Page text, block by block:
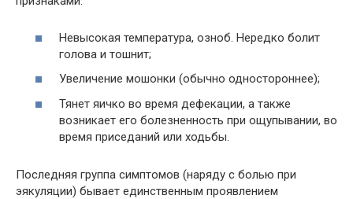
Невысокая температура, озноб. Нередко болит
голова и тошнит;
Увеличение мошонки (обычно одностороннее);
Тянет яичко во время дефекации, а также
возникает его болезненность при ощупывании, во
время приседаний или ходьбы.
Последняя группа симптомов (наряду с болью при
эякуляции) бывает единственным проявлением